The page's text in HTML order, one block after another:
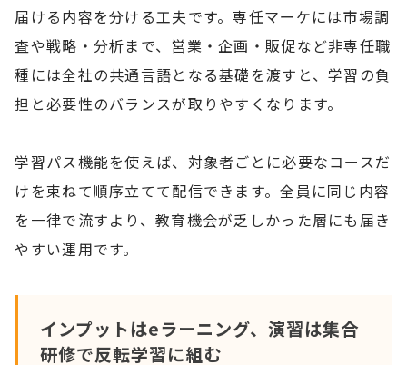
届ける内容を分ける工夫です。専任マーケには市場調
査や戦略・分析まで、営業・企画・販促など非専任職
種には全社の共通言語となる基礎を渡すと、学習の負
担と必要性のバランスが取りやすくなります。
学習パス機能を使えば、対象者ごとに必要なコースだ
けを束ねて順序立てて配信できます。全員に同じ内容
を一律で流すより、教育機会が乏しかった層にも届き
やすい運用です。
インプットはeラーニング、演習は集合
研修で反転学習に組む